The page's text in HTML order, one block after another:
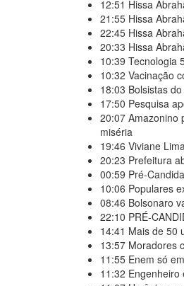
12:51 Hissa
21:55 Hissa
22:45 Hissa
20:33 Hissa
10:39 Tecnologia
10:32 Vacinação
18:03 Bolsistas
17:50 Pesquisa
20:07 Amazonino
miséria
19:46 Viviane
20:23 Prefeitura
00:59 Pré-
10:06 Populares
08:46 Bolsonaro
22:10 PRÉ-
14:41 Mais de 50
13:57 Moradores
11:55 Enem só
11:32 Engenheiro